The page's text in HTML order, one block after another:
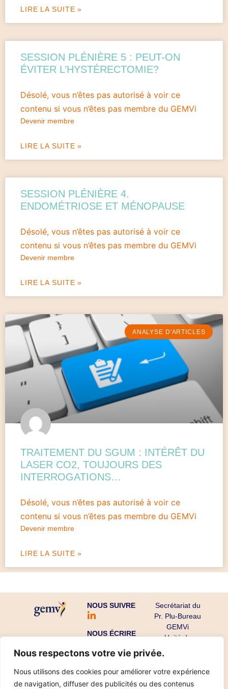
Nous respectons votre vie privée.
Nous utilisons des cookies pour améliorer votre expérience
de navigation, diffuser des publicités ou des contenus
LIRE LA SUITE »
SESSION PLÉNIÈRE 5 : PEUT-ON
ÉVITER L’HYSTÉRECTOMIE?
Désolé, vous n’êtes pas autorisé à voir ce
contenu si vous n’êtes pas membre du GEMVi
Devenir membre
LIRE LA SUITE »
SESSION PLÉNIÈRE 4.
ENDOMÉTRIOSE ET MÉNOPAUSE
Désolé, vous n’êtes pas autorisé à voir ce
contenu si vous n’êtes pas membre du GEMVi
Devenir membre
LIRE LA SUITE »
ANALYSE D'ARTICLES
TRAITEMENT DU SGUM : INTÉRÊT DU
LASER CO2, TOUJOURS DES
INTERROGATIONS…
Désolé, vous n’êtes pas autorisé à voir ce
contenu si vous n’êtes pas membre du GEMVi
Devenir membre
LIRE LA SUITE »
NOUS SUIVRE
NOUS ÉCRIRE
Secrétariat du
Pr. Plu-Bureau
GEMVi
Unité de
Endocrinienne
CHU Cochin-
Port Royal